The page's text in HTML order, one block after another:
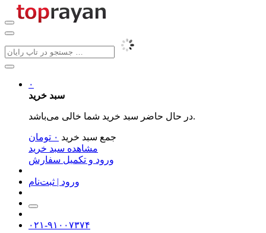
۰
سبد خرید
در حال حاضر سبد خرید شما خالی می‌باشد.
جمع سبد خرید ۰ تومان
مشاهده سبد خرید
ورود و تکمیل سفارش
ورود | ثبت‌نام
۰۲۱-۹۱۰۰۷۳۷۴